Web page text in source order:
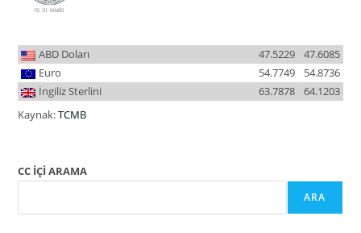
ABD Doları 47.6085
47.5229
Euro
54.8736
54.7749
İngiliz Sterlini
64.1203
63.7878
Kaynak:TCMB
CC İÇİ ARAMA
ARA